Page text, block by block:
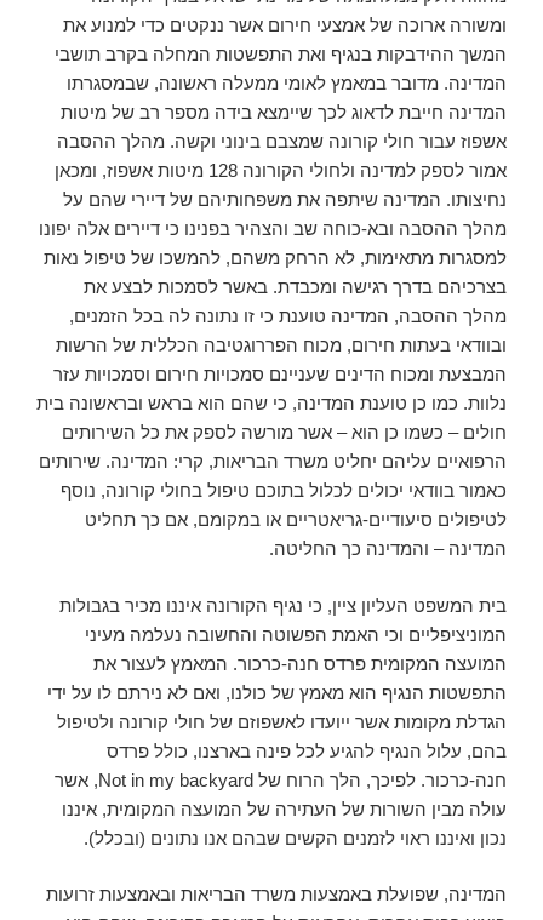
ומשורה ארוכה של אמצעי חירום אשר ננקטים כדי למנוע את
המשך ההידבקות בנגיף ואת התפשטות המחלה בקרב תושבי
המדינה. מדובר במאמץ לאומי ממעלה ראשונה, שבמסגרתו
המדינה חייבת לדאוג לכך שיימצא בידה מספר רב של מיטות
אשפוז עבור חולי קורונה שמצבם בינוני וקשה. מהלך ההסבה
אמור לספק למדינה ולחולי הקורונה 128 מיטות אשפוז, ומכאן
נחיצותו. המדינה שיתפה את משפחותיהם של דיירי שהם על
מהלך ההסבה ובא-כוחה שב והצהיר בפנינו כי דיירים אלה יפונו
למסגרות מתאימות, לא הרחק משהם, להמשכו של טיפול נאות
בצרכיהם בדרך רגישה ומכבדת. באשר לסמכות לבצע את
מהלך ההסבה, המדינה טוענת כי זו נתונה לה בכל הזמנים,
ובוודאי בעתות חירום, מכוח הפררוגטיבה הכללית של הרשות
המבצעת ומכוח הדינים שעניינם סמכויות חירום וסמכויות עזר
נלוות. כמו כן טוענת המדינה, כי שהם הוא בראש ובראשונה בית
חולים – כשמו כן הוא – אשר מורשה לספק את כל השירותים
הרפואיים עליהם יחליט משרד הבריאות, קרי: המדינה. שירותים
כאמור בוודאי יכולים לכלול בתוכם טיפול בחולי קורונה, נוסף
לטיפולים סיעודיים-גריאטריים או במקומם, אם כך תחליט
המדינה – והמדינה כך החליטה.
בית המשפט העליון ציין, כי נגיף הקורונה איננו מכיר בגבולות
המוניציפליים וכי האמת הפשוטה והחשובה נעלמה מעיני
המועצה המקומית פרדס חנה-כרכור. המאמץ לעצור את
התפשטות הנגיף הוא מאמץ של כולנו, ואם לא נירתם לו על ידי
הגדלת מקומות אשר ייועדו לאשפוזם של חולי קורונה ולטיפול
בהם, עלול הנגיף להגיע לכל פינה בארצנו, כולל פרדס
חנה-כרכור. לפיכך, הלך הרוח של Not in my backyard, אשר
עולה מבין השורות של העתירה של המועצה המקומית, איננו
נכון ואיננו ראוי לזמנים הקשים שבהם אנו נתונים (ובכלל).
המדינה, שפועלת באמצעות משרד הבריאות ובאמצעות זרועות